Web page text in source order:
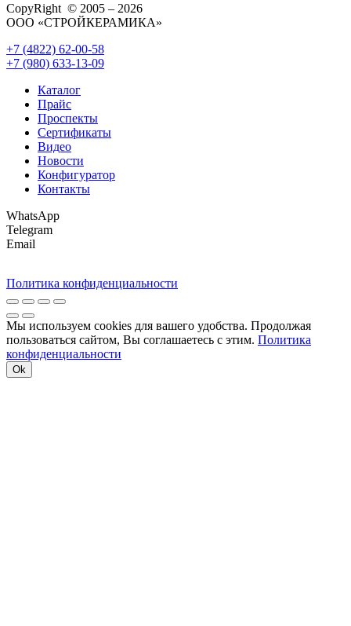
CopyRight © 2005 – 2026
ООО «СТРОЙКЕРАМИКА»
+7 (4822) 62-00-58
+7 (980) 633-13-09
Каталог
Прайс
Проспекты
Сертификаты
Видео
Новости
Конфигуратор
Контакты
WhatsApp
Telegram
Email
Политика конфиденциальности
Мы используем cookies для вашего удобства. Продолжая
пользоваться сайтом, Вы соглашаетесь с этим. Политика
конфиденциальности
Ok